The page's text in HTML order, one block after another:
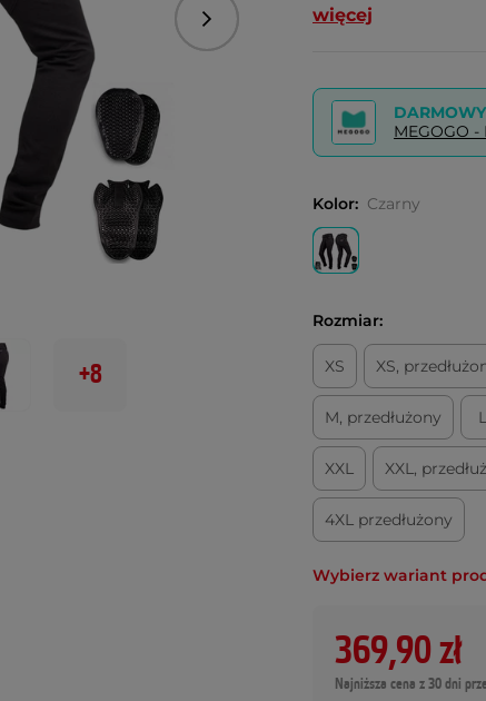
więcej
Następny
+8
MEGOGO
Kolor: Czarny
Rozmiar:
XS XS,
M, przedłużony L
XXL XXL,
4XL przedłużony
Wybierz wariant
369,90 zł
Najniższa cena z 30 dni